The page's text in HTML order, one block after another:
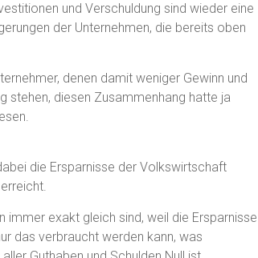
und Verschuldung sind wieder eine
der Unternehmen, die bereits oben
denen damit weniger Gewinn und
stehen, diesen Zusammenhang hatte ja
die Ersparnisse der Volkswirtschaft
immer exakt gleich sind, weil die Ersparnisse
das verbraucht werden kann, was